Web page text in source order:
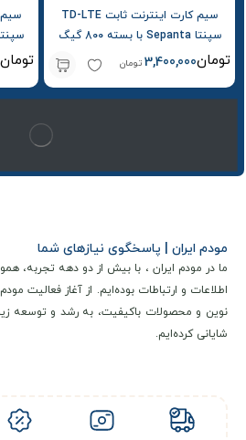
سیم کارت اینترنت ثابت TD-LTE
سپنتا Sepanta با بسته 800 گیگ
یک ساله3,400,000 تومان تومان تومان
مودم ایران | پاسخگوی نیازهای شما
ما در مودم ایران ، با بیش از دو دهه تجربه،
اطلاعات و ارتباطات بوده‌ایم. از آغاز فعالیت مودم
نوین و محصولات باکیفیت، به رشد و توسعه
شایانی کرده‌ایم.